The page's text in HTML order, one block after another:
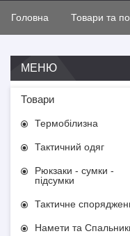
Головна Товари та
Товари
Термобілизна
Тактичний одяг
Рюкзаки - сумки -
підсумки
Тактичне
Намети та